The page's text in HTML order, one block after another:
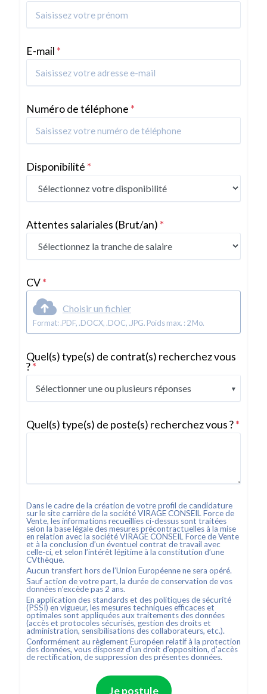
E-mail *
Numéro de téléphone *
Disponibilité *
Attentes salariales (Brut/an) *
CV*
Choisir un fichier
Format: .PDF, .DOCX, .DOC, .JPG. Poids max. : 2 Mo.
Quel(s) type(s) de contrat(s) recherchez vous
?*
Sélectionner une ou plusieurs réponses
Quel(s) type(s) de poste(s) recherchez vous ?*
Dans le cadre de la création de votre profil de candidature
sur le site carrière de la sociétéVIRAGE CONSEIL Force de
Vente, les informations recueillies ci-dessus sont traitées
selon la base légale des mesures précontractuelles à la mise
en relation avec la sociétéVIRAGE CONSEIL Force de Vente
et à la conclusion d’un éventuel contrat de travail avec
celle-ci, et selon l’intérêt légitime à la constitution d’une
CVthèque.
Aucun transfert hors de l’Union Européenne ne sera opéré.
Sauf action de votre part, la durée de conservation de vos
données n’excède pas 2 ans.
En application des standards et des politiques de sécurité
(PSSI) en vigueur, les mesures techniques efficaces et
optimales sont appliquées aux traitements des données
(accès et protocoles sécurisés, gestion des droits et
administration, sensibilisations des collaborateurs, etc.).
Conformément au règlement Européen relatif à la protection
des données, vous disposez d’un droit d’opposition, d’accès
de rectification, de suppression des présentes données.
Je postule